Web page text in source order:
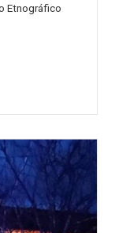
Etnográfico